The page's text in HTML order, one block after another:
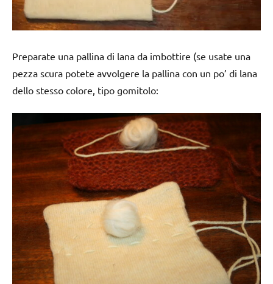
Preparate una pallina di lana da imbottire (se usate una
pezza scura potete avvolgere la pallina con un po’ di lana
dello stesso colore, tipo gomitolo: